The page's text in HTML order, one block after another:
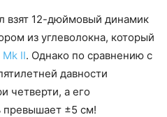
взят 12-дюймовый динамик
из углеволокна, который
Mk II. Однако по сравнению с
давности
четверти, а его
превышает ±5 см!